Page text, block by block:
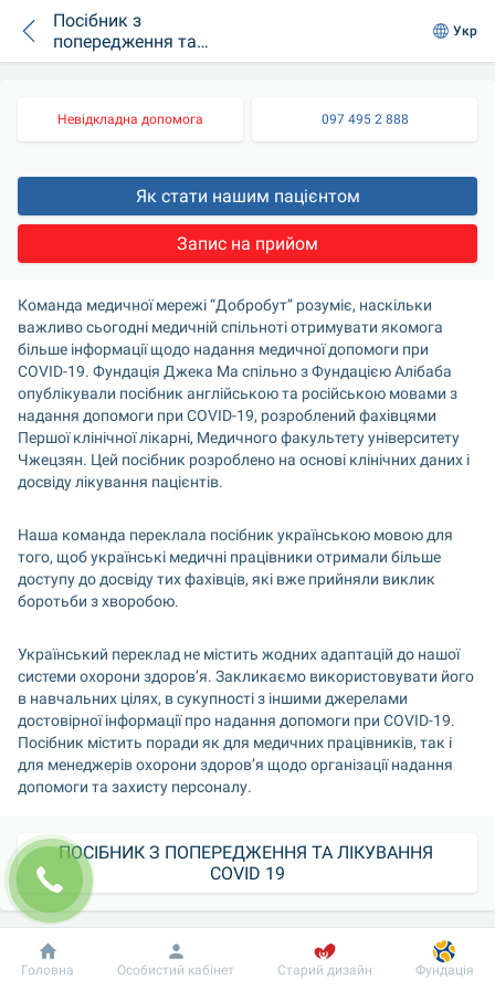
Посібник з
попередження та
лікування COVID-19
Укр
Невідкладна допомога 097 495 2 888
Як стати нашим пацієнтом
Запис на прийом
Команда медичної мережі “Добробут” розуміє, наскільки
важливо сьогодні медичній спільноті отримувати якомога
більше інформації щодо надання медичної допомоги при
COVID-19. Фундація Джека Ма спільно з Фундацією Алібаба
опублікували посібник англійською та російською мовами з
надання допомоги при COVID-19, розроблений фахівцями
Першої клінічної лікарні, Медичного факультету університету
Чжецзян. Цей посібник розроблено на основі клінічних даних і
досвіду лікування пацієнтів.
Наша команда переклала посібник українською мовою для
того, щоб українські медичні працівники отримали більше
доступу до досвіду тих фахівців, які вже прийняли виклик
боротьби з хворобою.
Український переклад не містить жодних адаптацій до нашої
системи охорони здоров’я. Закликаємо використовувати його
в навчальних цілях, в сукупності з іншими джерелами
достовірної інформації про надання допомоги при COVID-19.
Посібник містить поради як для медичних працівників, так і
для менеджерів охорони здоров’я щодо організації надання
допомоги та захисту персоналу.
ПОСІБНИК З ПОПЕРЕДЖЕННЯ ТА ЛІКУВАННЯ
COVID 19
Катерина, Кулянков Олександр, Коваленко В’ячеслав,
Василець Юрій, Летичевська Вероніка.
Добробут Інформація Пацієнту
Головна Особистий кабінет Старий дизайн Фундація